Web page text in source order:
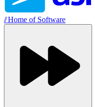
//Home of Software